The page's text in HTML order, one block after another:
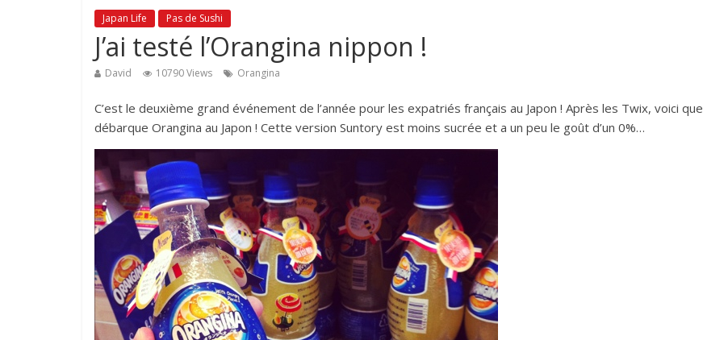
Japan Life Pas de Sushi
J’ai testé l’Orangina nippon !
David 10790 Views Orangina
C’est le deuxième grand événement de l’année pour les expatriés français au Japon ! Après les Twix, voici que
débarque Orangina au Japon ! Cette version Suntory est moins sucrée et a un peu le goût d’un 0%…